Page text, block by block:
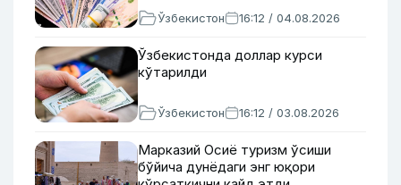
Ўзбекистон 16:12 / 04.08.2026
Ўзбекистонда доллар курси
кўтарилди
Ўзбекистон 16:12 / 03.08.2026
Марказий Осиё туризм ўсиши
бўйича дунёдаги энг юқори